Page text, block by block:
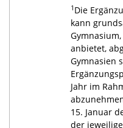
1 Die
kann
anbietet,
Gymnasien
Jahr im
15. Januar
der